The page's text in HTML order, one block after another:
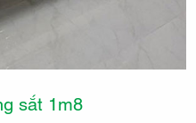
sắt 1m8